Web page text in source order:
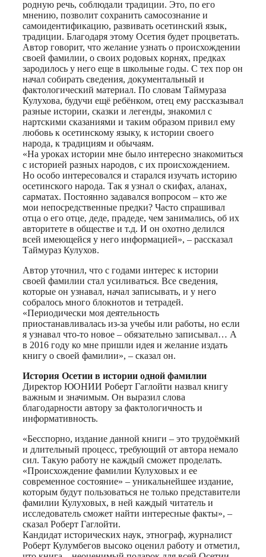
родную речь, соблюдали традиции. Это, по его
мнению, позволит сохранить самосознание и
самоидентификацию, развивать осетинский язык,
традиции. Благодаря этому Осетия будет процветать.
Автор говорит, что желание узнать о происхождении
своей фамилии, о своих родовых корнях, предках
зародилось у него еще в школьные годы. С тех пор он
начал собирать сведения, документальный и
фактологический материал. По словам Таймураза
Кулухова, будучи ещё ребёнком, отец ему рассказывал
разные истории, сказки и легенды, знакомил с
нартскими сказаниями и таким образом привил ему
любовь к осетинскому языку, к истории своего
народа, к традициям и обычаям.
«На уроках истории мне было интересно знакомиться
с историей разных народов, с их происхождением.
Но особо интересовался и старался изучать историю
осетинского народа. Так я узнал о скифах, аланах,
сарматах. Постоянно задавался вопросом – кто же
мои непосредственные предки? Часто спрашивал
отца о его отце, деде, прадеде, чем занимались, об их
авторитете в обществе и т.д. И он охотно делился
всей имеющейся у него информацией», – рассказал
Таймураз Кулухов.
Автор уточнил, что с годами интерес к истории
своей фамилии стал усиливаться. Все сведения,
которые он узнавал, начал записывать, и у него
собралось много блокнотов и тетрадей.
«Периодически моя деятельность
приостанавливалась из-за учебы или работы, но если
я узнавал что-то новое – обязательно записывал… А
в 2016 году ко мне пришли идея и желание издать
книгу о своей фамилии», – сказал он.
История Осетии в истории одной фамилии
Директор ЮОНИИ Роберт Гаглойти назвал книгу
важным и значимым. Он выразил слова
благодарности автору за фактологичность и
информативность.
«Бесспорно, издание данной книги – это трудоёмкий
и длительный процесс, требующий от автора немало
сил. Такую работу не каждый сможет проделать.
«Происхождение фамилии Кулуховых и ее
современное состояние» – уникальнейшее издание,
которым будут пользоваться не только представители
фамилии Кулуховых, в ней каждый читатель и
исследователь сможет найти интересные факты», –
сказал Роберт Гаглойти.
Кандидат исторических наук, этнограф, журналист
Роберт Кулумбегов высоко оценил работу и отметил,